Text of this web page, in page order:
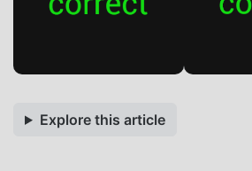
Explore this article